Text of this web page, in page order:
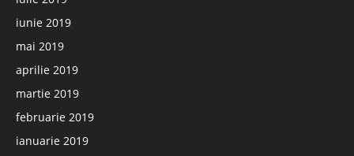
iunie 2019
mai 2019
aprilie 2019
martie 2019
februarie 2019
ianuarie 2019